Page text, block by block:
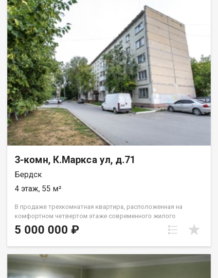
использовать пространство. - Размещение квартиры на
солнечной стороне, благодаря чему она наполняется
естественным светом и теплом. - Развитая инфраструктура: в
шаговой доступности находятся остановки общественного
транспорта, ж/д станция, медицинские учреждения, 5 школ, 6
детских садов, что позволяет выбрать наиболее подходящий
вариант для вашего ребенка, супермаркеты и торговые
центры и многое другое, необходимое для комфортной жизни.
Это идеальное место, как для жизни одиноких людей, так и
для молодой семьи с ребятишками. Организуем оперативный
показ по предварительной договоренности. Предоставим
полную информацию по объекту недвижимости при показе.
Найдем индивидуальное и оптимальное решение для ситуации
каждого покупателя! Звоните для организации просмотра!
Код пользователя: 136578 Номер в базе: 5712208
3-комн, К.Маркса ул, д.71
Бердск
4 этаж, 55 м²
В продаже трехкомнатная квартира, расположенная на
комфортном четвертом этаже современного жилого
комплекса. Это идеальное предложение для семьи. Квартира
обладает продуманной планировкой, где каждый квадратный
достаточно пространства для личных зон каждого члена
семьи, будь то детская, кабинет или спальня. Гостиная станет
сердцем вашего дома, местом для семейных вечеров и
5 000 000 ₽